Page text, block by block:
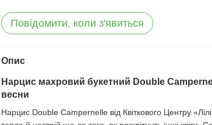
Повідомити, коли з'явиться
Опис
Нарцис махровий букетний Double
весни
Нарцис Double Campernelle від Квіткового Центру